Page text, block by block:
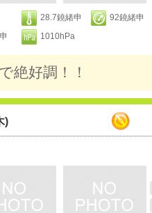
28.7鐃緒申
92鐃緒申
1010hPa
絶好調！！
)